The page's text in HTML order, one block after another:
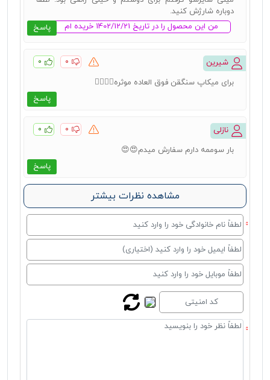
پاسخ
دوباره شارژش کنید.
من این محصول را در تاریخ 1402/12/21 خریده ام
شیرین ۰ ۰
پاسخ
برای میکاپ سنگقن فوق العاده موثره👍🏻👍🏻
نازلی ۰ ۰
پاسخ
بار سوممه دارم سفارش میدم😍😍
مشاهده نظرات بیشتر